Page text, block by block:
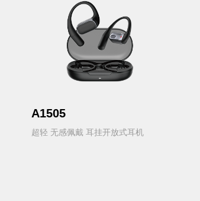
A1505
超轻 无感佩戴 耳挂开放式耳机